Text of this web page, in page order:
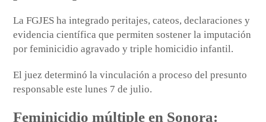
La FGJES ha integrado peritajes, cateos, declaraciones y
evidencia científica que permiten sostener la imputación
por feminicidio agravado y triple homicidio infantil.
El juez determinó la vinculación a proceso del presunto
responsable este lunes 7 de julio.
Feminicidio múltiple en Sonora: